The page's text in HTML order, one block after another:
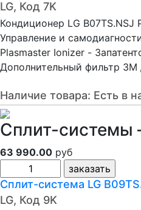
LG, Код 7K
Кондиционер LG
Управление и
Plasmaster Ionizer -
Дополнительный фильтр 3M
Наличие товара: Есть в
Сплит-системы
63 990.00 руб
Сплит-система LG
LG, Код 9K